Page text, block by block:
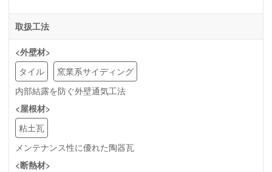
取扱工法
<外壁材>
タイル
窯業系サイディング
内部結露を防ぐ外壁通気工法
<屋根材>
粘土瓦
メンテナンス性に優れた陶器瓦
<断熱材>